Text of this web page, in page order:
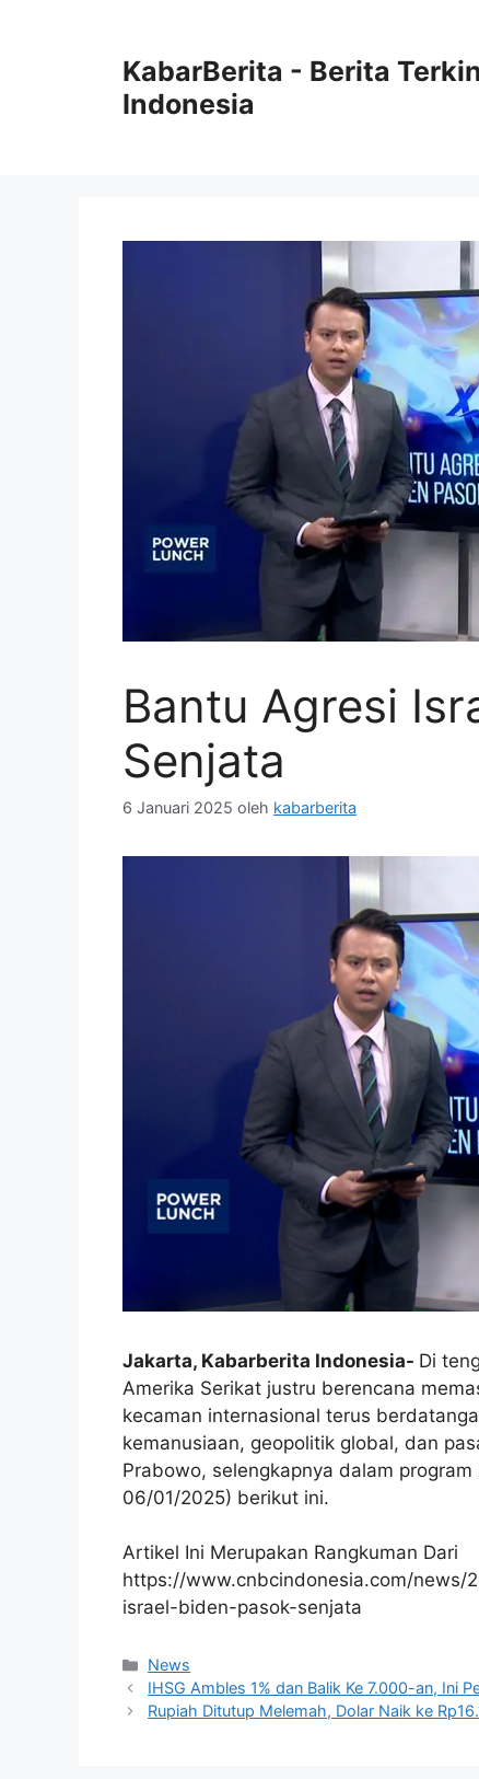
KabarBerita - Berita
Indonesia
Bantu Agresi
Senjata
6 Januari 2025 oleh kabarberita
Jakarta, Kabarberita Indonesia- Di
Amerika Serikat justru berencana
kecaman internasional terus
kemanusiaan, geopolitik global, dan
Prabowo, selengkapnya dalam
06/01/2025) berikut ini.
Artikel Ini Merupakan Rangkuman Dari
https://www.cnbcindonesia.com/
israel-biden-pasok-senjata
Kategori
News
IHSG Ambles 1% dan Balik Ke 7.000-an, Ini
Rupiah Ditutup Melemah, Dolar Naik ke